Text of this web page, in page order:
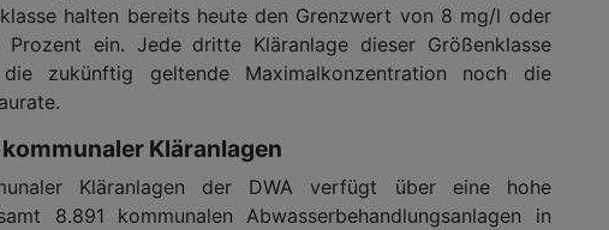
halten bereits heute den Grenzwert von 8 mg/l oder
ein. Jede dritte Kläranlage dieser Größenklasse
zukünftig geltende Maximalkonzentration noch die
Kläranlagen
Kläranlagen der DWA verfügt über eine hohe
8.891 kommunalen Abwasserbehandlungsanlagen in